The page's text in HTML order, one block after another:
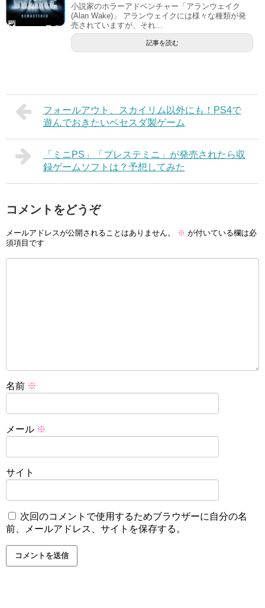
小説家のホラーアドベンチャー「アランウェイク
(Alan Wake)」 アランウェイクには様々な種類が発
売されていますが、それ...
記事を読む
フォールアウト、スカイリム以外にも！PS4で
遊んでおきたいベセスダ製ゲーム
「ミニPS」「プレステミニ」が発売されたら収
録ゲームソフトは？予想してみた
コメントをどうぞ
メールアドレスが公開されることはありません。 ※ が付いている欄は必
須項目です
名前 ※
メール ※
サイト
次回のコメントで使用するためブラウザーに自分の名
前、メールアドレス、サイトを保存する。